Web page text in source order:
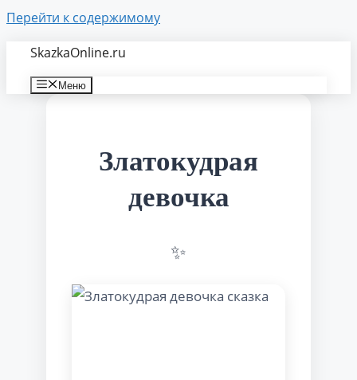
Перейти к содержимому
SkazkaOnline.ru
Меню
Златокудрая
девочка